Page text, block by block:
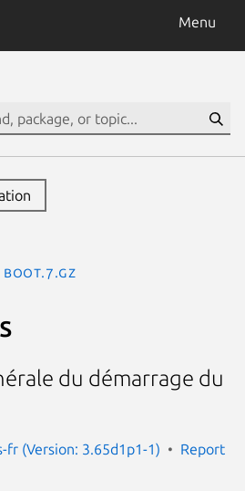
Menu
boot.7.gz
du démarrage du
fr (Version: 3.65d1p1-1)
Report